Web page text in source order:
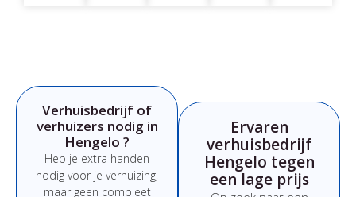
Verhuisbedrijf of
verhuizers nodig in
Hengelo ?
Heb je extra handen
nodig voor je verhuizing,
maar geen compleet
Ervaren
verhuisbedrijf
Hengelo tegen
een lage prijs